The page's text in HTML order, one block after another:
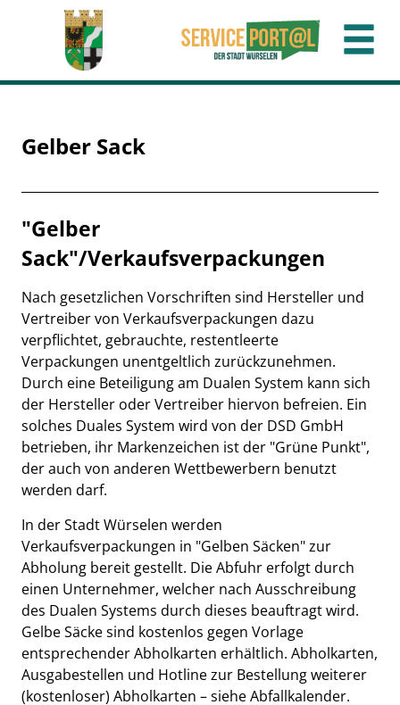
Zum Hauptinhalt springen
Zum Header
Zum Hauptinhalt
Zum Footer
Gelber Sack
Beschreibung
"Gelber
Sack"/Verkaufsverpackungen
Nach gesetzlichen Vorschriften sind Hersteller und
Vertreiber von Verkaufsverpackungen dazu
verpflichtet, gebrauchte, restentleerte
Verpackungen unentgeltlich zurückzunehmen.
Durch eine Beteiligung am Dualen System kann sich
der Hersteller oder Vertreiber hiervon befreien. Ein
solches Duales System wird von der DSD GmbH
betrieben, ihr Markenzeichen ist der "Grüne Punkt",
der auch von anderen Wettbewerbern benutzt
werden darf.
In der Stadt Würselen werden
Verkaufsverpackungen in "Gelben Säcken" zur
Abholung bereit gestellt. Die Abfuhr erfolgt durch
einen Unternehmer, welcher nach Ausschreibung
des Dualen Systems durch dieses beauftragt wird.
Gelbe Säcke sind kostenlos gegen Vorlage
entsprechender Abholkarten erhältlich. Abholkarten,
Ausgabestellen und Hotline zur Bestellung weiterer
(kostenloser) Abholkarten – siehe Abfallkalender.